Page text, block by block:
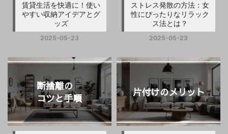
賃貸生活を快適に！使い
やすい収納アイデアとグ
ッズ
2025-05-23
ストレス発散の方法：女
性にぴったりなリラック
ス法とは？
2025-05-23